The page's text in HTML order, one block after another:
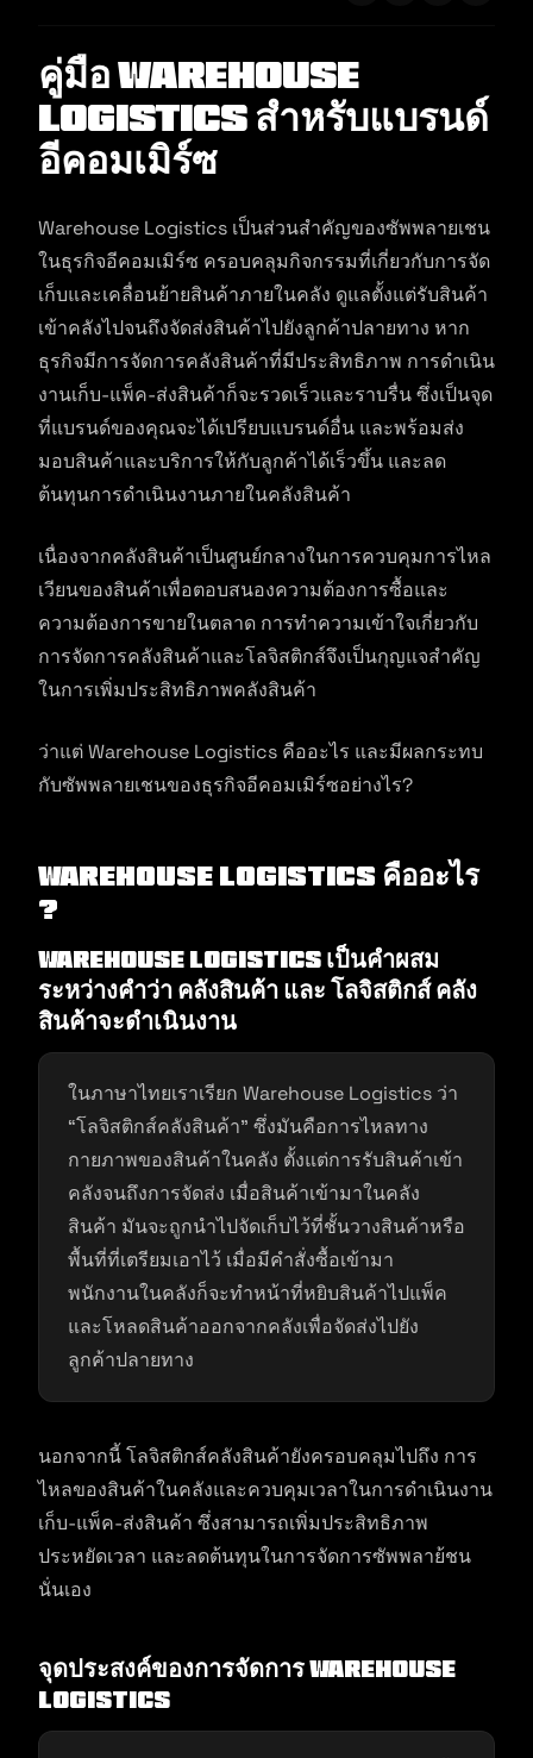
คู่มือ Warehouse
Logistics สำหรับแบรนด์
อีคอมเมิร์ซ
Warehouse Logistics เป็นส่วนสำคัญของซัพพลายเชน
ในธุรกิจอีคอมเมิร์ซ ครอบคลุมกิจกรรมที่เกี่ยวกับการจัด
เก็บและเคลื่อนย้ายสินค้าภายในคลัง ดูแลตั้งแต่รับสินค้า
เข้าคลังไปจนถึงจัดส่งสินค้าไปยังลูกค้าปลายทาง หาก
ธุรกิจมีการจัดการคลังสินค้าที่มีประสิทธิภาพ การดำเนิน
งานเก็บ-แพ็ค-ส่งสินค้าก็จะรวดเร็วและราบรื่น ซึ่งเป็นจุด
ที่แบรนด์ของคุณจะได้เปรียบแบรนด์อื่น และพร้อมส่ง
มอบสินค้าและบริการให้กับลูกค้าได้เร็วขึ้น และลด
ต้นทุนการดำเนินงานภายในคลังสินค้า
เนื่องจากคลังสินค้าเป็นศูนย์กลางในการควบคุมการไหล
เวียนของสินค้าเพื่อตอบสนองความต้องการซื้อและ
ความต้องการขายในตลาด การทำความเข้าใจเกี่ยวกับ
การจัดการคลังสินค้าและโลจิสติกส์จึงเป็นกุญแจสำคัญ
ในการเพิ่มประสิทธิภาพคลังสินค้า
ว่าแต่ Warehouse Logistics คืออะไร และมีผลกระทบ
กับซัพพลายเชนของธุรกิจอีคอมเมิร์ซอย่างไร?
Warehouse Logistics คืออะไร
?
Warehouse Logistics เป็นคำผสม
ระหว่างคำว่า คลังสินค้า และ โลจิสติกส์ คลัง
สินค้าจะดำเนินงาน
ในภาษาไทยเราเรียก Warehouse Logistics ว่า
“โลจิสติกส์คลังสินค้า” ซึ่งมันคือการไหลทาง
กายภาพของสินค้าในคลัง ตั้งแต่การรับสินค้าเข้า
คลังจนถึงการจัดส่ง เมื่อสินค้าเข้ามาในคลัง
สินค้า มันจะถูกนำไปจัดเก็บไว้ที่ชั้นวางสินค้าหรือ
พื้นที่ที่เตรียมเอาไว้ เมื่อมีคำสั่งซื้อเข้ามา
พนักงานในคลังก็จะทำหน้าที่หยิบสินค้าไปแพ็ค
และโหลดสินค้าออกจากคลังเพื่อจัดส่งไปยัง
ลูกค้าปลายทาง
นอกจากนี้ โลจิสติกส์คลังสินค้ายังครอบคลุมไปถึง การ
ไหลของสินค้าในคลังและควบคุมเวลาในการดำเนินงาน
เก็บ-แพ็ค-ส่งสินค้า ซึ่งสามารถเพิ่มประสิทธิภาพ
ประหยัดเวลา และลดต้นทุนในการจัดการซัพพลาย้ชน
นั่นเอง
จุดประสงค์ของการจัดการ Warehouse
Logistics